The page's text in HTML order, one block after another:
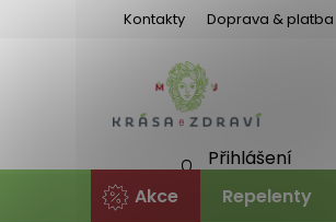
Kontakty Doprava & platba
Přihlášení
Akce Repelenty